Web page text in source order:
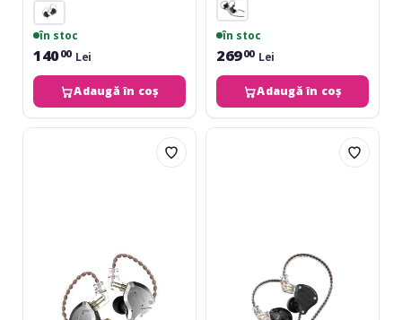
în stoc
14000 Lei
Adaugă în coș
în stoc
26900 Lei
Adaugă în coș
KZ
KZ